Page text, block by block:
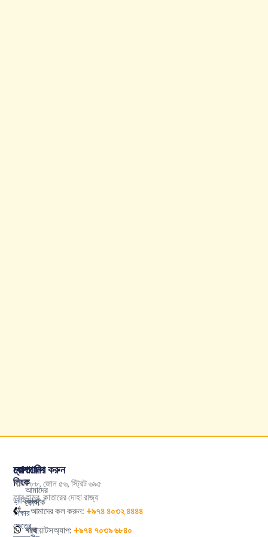
ড্রাইভার
শিক্ষার
ক্ষেত্রে
কোম্পানির
আমাদের
সম্পর্কে
খবর
দ্রুত
লিংক
কোর্স
শাখা
যোগাযোগ করুন
বিল্ডিং ৮৮, জোন ৫৬, স্ট্রিট ৬৯৫
আবু হামুর, কাতারের দোহা রাজ্য
আমাদের কল করুন: +৯৭৪ ৪০৩২ ৪৪৪৪
হোয়াটসঅ্যাপ: +৯৭৪ ৭০৩৯ ৬৮৪০